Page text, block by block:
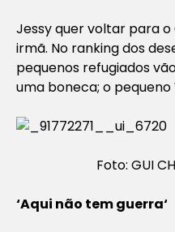
Jessy quer voltar para
irmã. No ranking dos
pequenos refugiados
uma boneca; o
Foto: GUI
‘Aqui não tem guerra‘